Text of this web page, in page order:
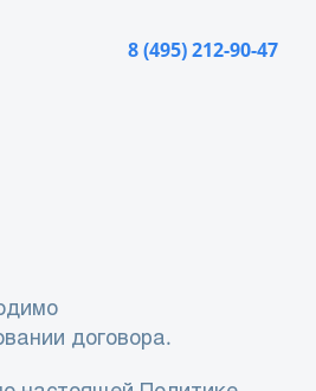
8 (495) 212-90-47
договора.